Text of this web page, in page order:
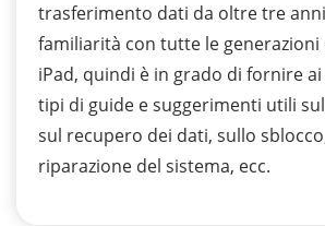
trasferimento dati da oltre tre
familiarità con tutte le generazioni
iPad, quindi è in grado di fornire
tipi di guide e suggerimenti utili
sul recupero dei dati, sullo
riparazione del sistema, ecc.